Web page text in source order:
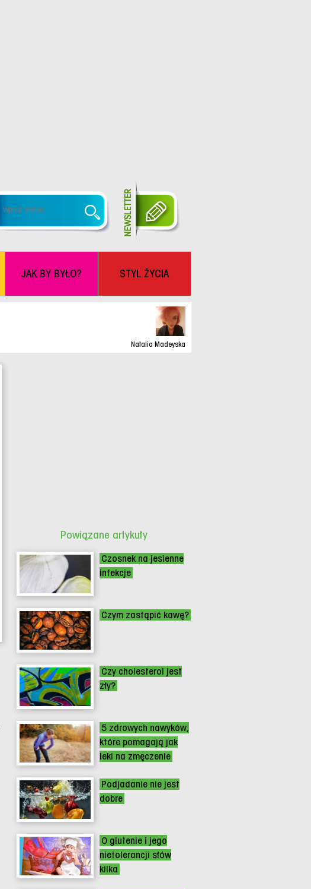
JAK BY BYŁO? STYL ŻYCIA
Natalia Madeyska
Powiązane artykuły
Czosnek na jesienne
infekcje
Czym zastąpić kawę?
Czy cholesterol jest
zły?
5 zdrowych nawyków,
które pomagają jak
leki na zmęczenie
Podjadanie nie jest
dobre
O glutenie i jego
nietolerancji słów
kilka